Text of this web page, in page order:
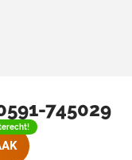
745029